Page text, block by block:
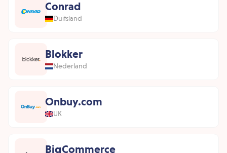
Conrad
Duitsland
Blokker
Nederland
Onbuy.com
UK
BigCommerce